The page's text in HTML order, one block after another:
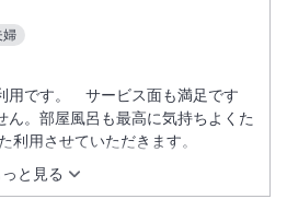
婦
っと見る
用です。 サービス面も満足です
ん。部屋風呂も最高に気持ちよくた
利用させていただきます。